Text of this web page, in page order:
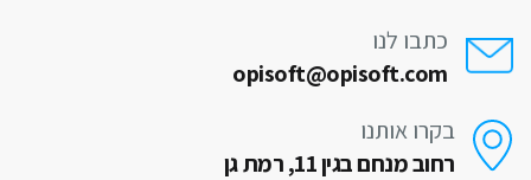
כתבו לנו
opisoft@opisoft.com
בקרו אותנו
רחוב מנחם בגין 11, רמת גן